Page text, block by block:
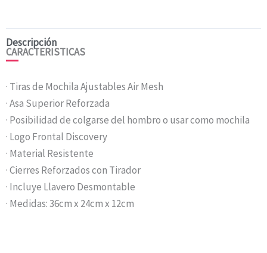
Descripción
CARACTERISTICAS
· Tiras de Mochila Ajustables Air Mesh
· Asa Superior Reforzada
· Posibilidad de colgarse del hombro o usar como mochila
· Logo Frontal Discovery
· Material Resistente
· Cierres Reforzados con Tirador
· Incluye Llavero Desmontable
· Medidas: 36cm x 24cm x 12cm